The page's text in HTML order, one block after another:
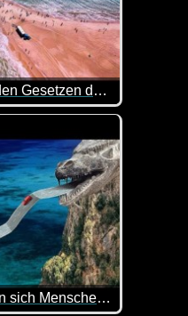
15 Echte Dinge, die den Gesetzen der Physik trotzen!
was lernen. Sehr
10 Straßen, auf denen sich Menschen in Luft auflösen